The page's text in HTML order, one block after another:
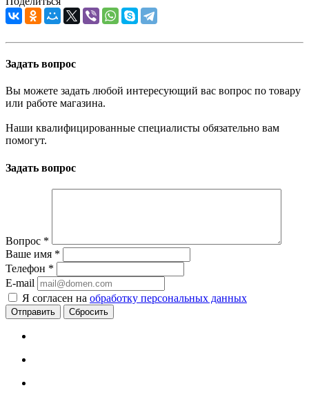
Задать вопрос
Вы можете задать любой интересующий вас вопрос по товару
или работе магазина.
Наши квалифицированные специалисты обязательно вам
помогут.
Задать вопрос
Вопрос *
Ваше имя *
Телефон *
E-mail
Я согласен на обработку персональных данных
Сбросить